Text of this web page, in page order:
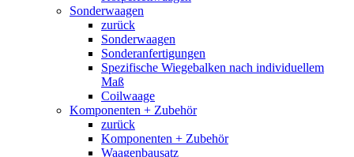
Sonderwaagen
zurück
Sonderwaagen
Sonderanfertigungen
Spezifische Wiegebalken nach individuellem
Maß
Coilwaage
Komponenten + Zubehör
zurück
Komponenten + Zubehör
Waagenbausatz